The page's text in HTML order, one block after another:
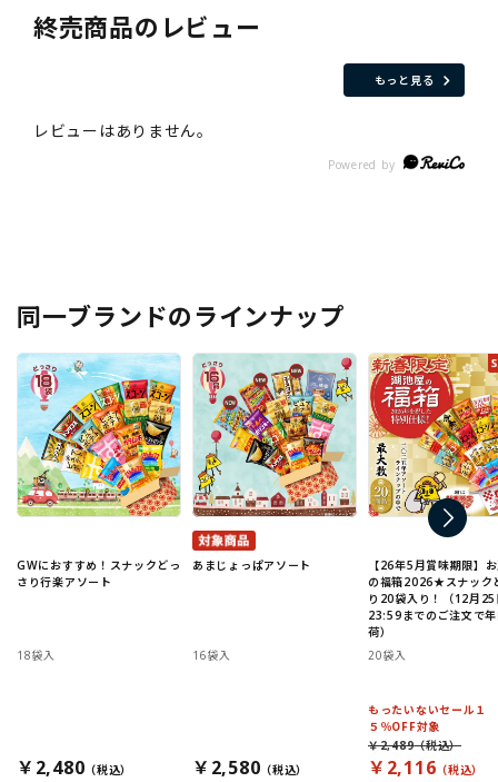
終売商品のレビュー
もっと見る
同一ブランドのラインナップ
GWにおすすめ！スナックどっ
さり行楽アソート
18袋入
￥2,480
あまじょっぱアソート
16袋入
￥2,580
【26年5月賞味期限】
の福箱2026★スナック
り20袋入り！（12月25
23:59までのご注文で
荷）
20袋入
もったいないセール１
５％OFF対象
￥2,116
￥2,489